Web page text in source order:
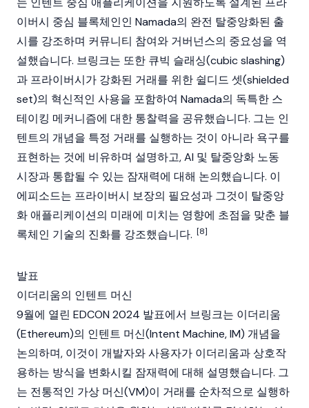
이버시 중심 블록체인인 Namada의 완전 탈중앙화된 출
시를 강조하며 커뮤니티 참여와 거버넌스의 중요성을 역
설했습니다. 브링크는 또한 큐빅 슬래싱(cubic slashing)
과 프라이버시가 강화된 거래를 위한 쉴디드 셋(shielded
set)의 혁신적인 사용을 포함하여 Namada의 독특한 스
테이킹 메커니즘에 대한 통찰력을 공유했습니다. 그는 인
텐트의 개념을 특정 거래를 실행하는 것이 아니라 욕구를
표현하는 것에 비유하며 설명하고, AI 및 탈중앙화 노동
시장과 통합될 수 있는 잠재력에 대해 논의했습니다. 이
에피소드는 프라이버시 보장의 필요성과 그것이 탈중앙
화 애플리케이션의 미래에 미치는 영향에 초점을 맞춘 블
록체인 기술의 진화를 강조했습니다. [8]
발표
이더리움의 인텐트 머신
9월에 열린 EDCON 2024 발표에서 브링크는 이더리움
(Ethereum)의 인텐트 머신(Intent Machine, IM) 개념을
논의하며, 이것이 개발자와 사용자가 이더리움과 상호작
용하는 방식을 변화시킬 잠재력에 대해 설명했습니다. 그
는 전통적인 가상 머신(VM)이 거래를 순차적으로 실행하